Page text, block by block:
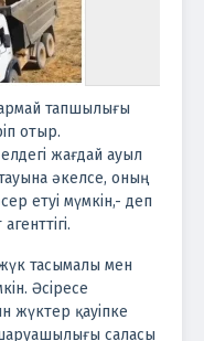
тапшылығы
отыр.
жағдай ауыл
әкелсе, оның
етуі мүмкін,- деп
тасымалы мен
Әсіресе
жүктер қауіпке
саласы